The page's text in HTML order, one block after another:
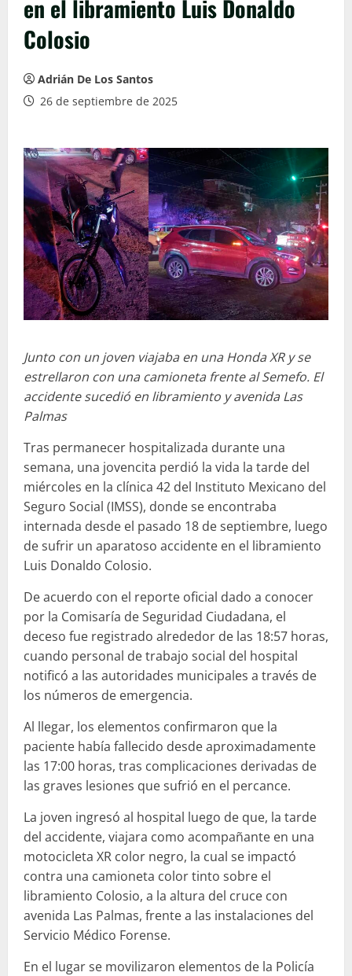
en el libramiento Luis Donaldo
Colosio
Adrián De Los Santos
26 de septiembre de 2025
Junto con un joven viajaba en una Honda XR y se
estrellaron con una camioneta frente al Semefo. El
accidente sucedió en libramiento y avenida Las
Palmas
Tras permanecer hospitalizada durante una
semana, una jovencita perdió la vida la tarde del
miércoles en la clínica 42 del Instituto Mexicano del
Seguro Social (IMSS), donde se encontraba
internada desde el pasado 18 de septiembre, luego
de sufrir un aparatoso accidente en el libramiento
Luis Donaldo Colosio.
De acuerdo con el reporte oficial dado a conocer
por la Comisaría de Seguridad Ciudadana, el
deceso fue registrado alrededor de las 18:57 horas,
cuando personal de trabajo social del hospital
notificó a las autoridades municipales a través de
los números de emergencia.
Al llegar, los elementos confirmaron que la
paciente había fallecido desde aproximadamente
las 17:00 horas, tras complicaciones derivadas de
las graves lesiones que sufrió en el percance.
La joven ingresó al hospital luego de que, la tarde
del accidente, viajara como acompañante en una
motocicleta XR color negro, la cual se impactó
contra una camioneta color tinto sobre el
libramiento Colosio, a la altura del cruce con
avenida Las Palmas, frente a las instalaciones del
Servicio Médico Forense.
En el lugar se movilizaron elementos de la Policía